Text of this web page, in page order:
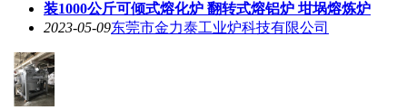
装1000公斤可倾式熔化炉 翻转式熔铝炉 坩埚熔炼炉
2023-05-09东莞市金力泰工业炉科技有限公司